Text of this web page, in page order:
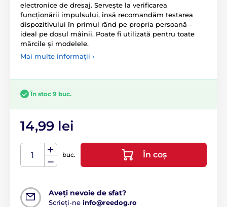
electronice de dresaj. Servește la verificarea
funcționării impulsului, însă recomandăm testarea
dispozitivului în primul rând pe propria persoană –
ideal pe dosul mâinii. Poate fi utilizată pentru toate
mărcile și modelele.
Mai multe informații ›
În stoc 9 buc.
14,99 lei
buc. În coș
Aveți nevoie de sfat?
Scrieți-ne info@reedog.ro